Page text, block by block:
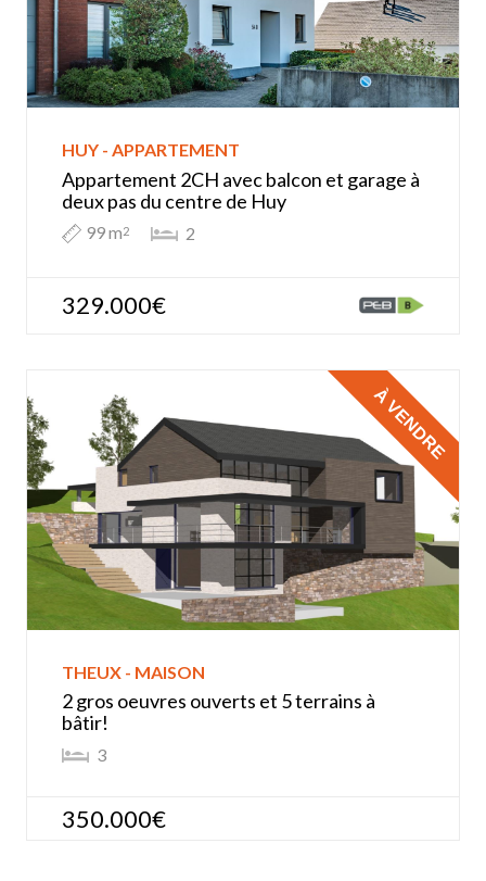
HUY - APPARTEMENT
Appartement 2CH avec balcon et garage à
deux pas du centre de Huy
99 m2 2
329.000€
THEUX - MAISON
2 gros oeuvres ouverts et 5 terrains à
bâtir!
3
350.000€
À VENDRE